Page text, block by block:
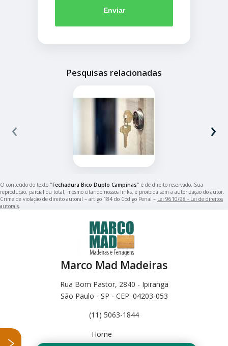
Enviar
Pesquisas relacionadas
‹ ›
O conteúdo do texto "Fechadura Bico Duplo Campinas" é de direito reservado. Sua
reprodução, parcial ou total, mesmo citando nossos links, é proibida sem a autorização do autor.
Crime de violação de direito autoral – artigo 184 do Código Penal – Lei 9610/98 - Lei de direitos
autorais.
Marco Mad Madeiras
Rua Bom Pastor, 2840 - Ipiranga
São Paulo - SP - CEP: 04203-053
(11) 5063-1844
Home